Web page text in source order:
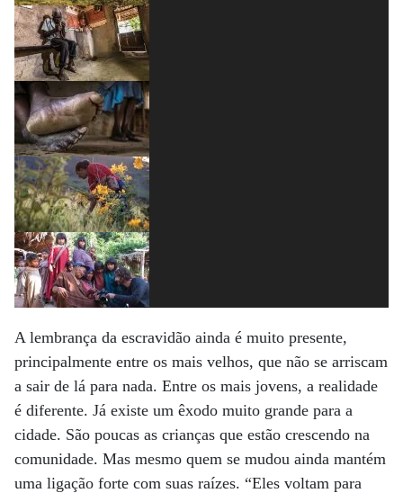
A lembrança da escravidão ainda é muito presente,
principalmente entre os mais velhos, que não se arriscam
a sair de lá para nada. Entre os mais jovens, a realidade
é diferente. Já existe um êxodo muito grande para a
cidade. São poucas as crianças que estão crescendo na
comunidade. Mas mesmo quem se mudou ainda mantém
uma ligação forte com suas raízes. “Eles voltam para